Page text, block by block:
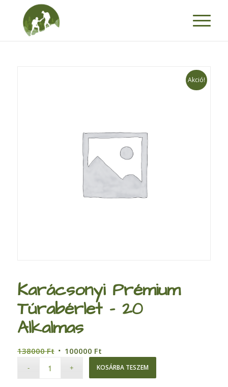
Akció!
Karácsonyi Prémium
Túrabérlet – 20
Alkalmas
138000Ft Original
100000 FtCurrent
price
KOSÁRBA TESZEM